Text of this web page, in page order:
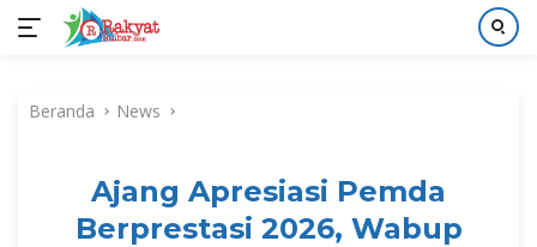
kontenBeranda News
Ajang Apresiasi Pemda
Berprestasi 2026, Wabup